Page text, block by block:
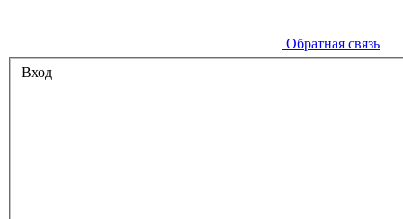
Обратная связь
Вход